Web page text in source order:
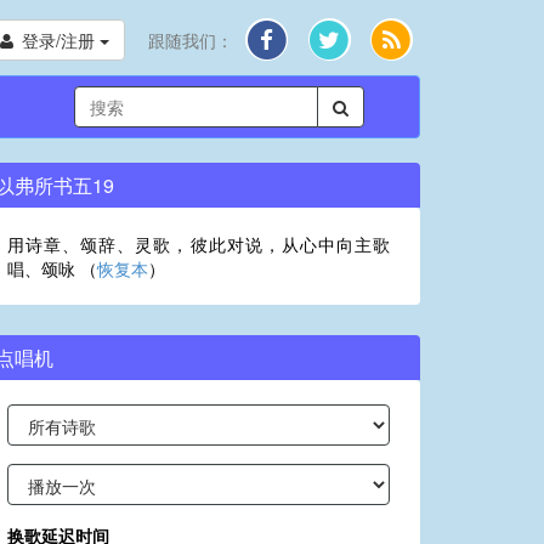
登录/注册 跟随我们：
弗所书五19
用诗章、颂辞、灵歌，彼此对说，从心中向主歌
唱、颂咏 （恢复本）
唱机
换歌延迟时间